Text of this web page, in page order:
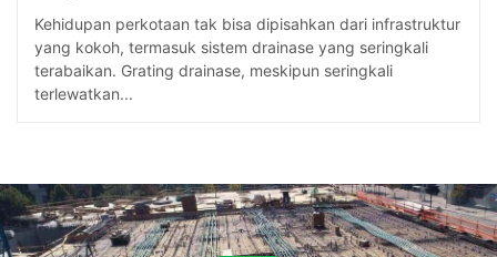
Kehidupan perkotaan tak bisa dipisahkan dari infrastruktur
yang kokoh, termasuk sistem drainase yang seringkali
terabaikan. Grating drainase, meskipun seringkali
terlewatkan...